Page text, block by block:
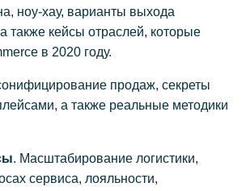
ноу-хау, варианты выхода
также кейсы отраслей, которые
в 2020 году.
продаж, секреты
а также реальные методики
. Масштабирование логистики,
сервиса, лояльности,